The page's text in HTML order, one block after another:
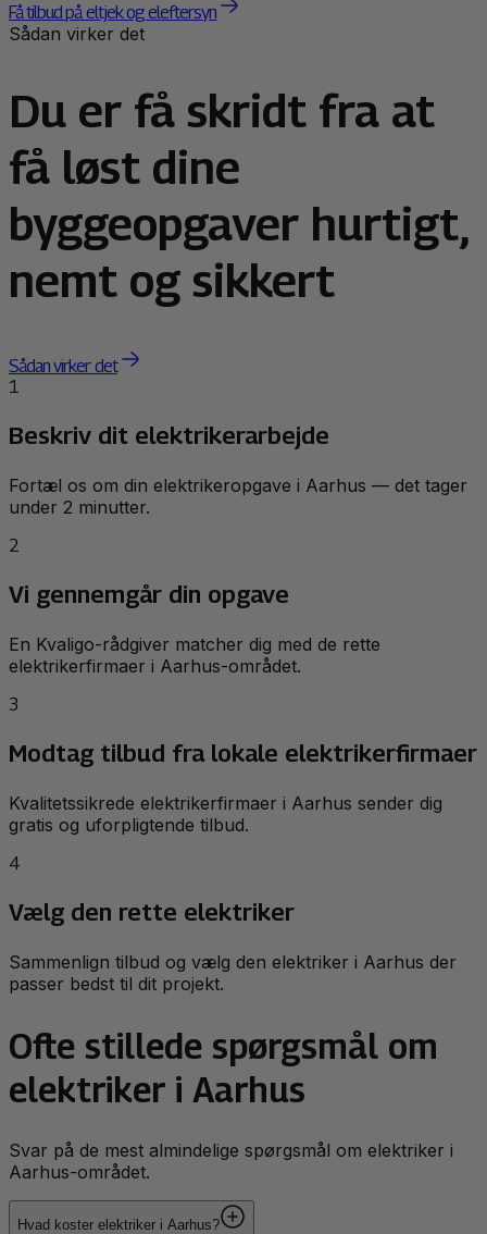
Få tilbud på eltjek og eleftersyn
Sådan virker det
Du er få skridt fra at
få løst dine
byggeopgaver hurtigt,
nemt og sikkert
Sådan virker det
1
Beskriv dit elektrikerarbejde
Fortæl os om din elektrikeropgave i Aarhus — det tager
under 2 minutter.
2
Vi gennemgår din opgave
En Kvaligo-rådgiver matcher dig med de rette
elektrikerfirmaer i Aarhus-området.
3
Modtag tilbud fra lokale elektrikerfirmaer
Kvalitetssikrede elektrikerfirmaer i Aarhus sender dig
gratis og uforpligtende tilbud.
4
Vælg den rette elektriker
Sammenlign tilbud og vælg den elektriker i Aarhus der
passer bedst til dit projekt.
Ofte stillede spørgsmål om
elektriker i Aarhus
Svar på de mest almindelige spørgsmål om elektriker i
Aarhus-området.
Hvad koster elektriker i Aarhus?